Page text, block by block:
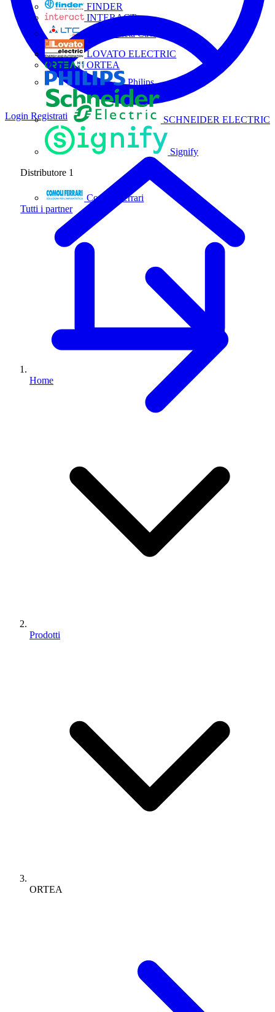
FINDER
INTERACT
La Triveneta Cavi
LOVATO ELECTRIC
ORTEA
Philips
SCHNEIDER ELECTRIC
Signify
Distributore 1
Comoli Ferrari
Tutti i partner
Login Registrati
Home
Prodotti
ORTEA